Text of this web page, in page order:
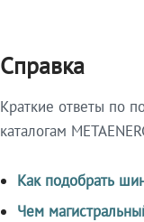
Справка
Краткие ответы по
каталогам
Как подобрать
Чем